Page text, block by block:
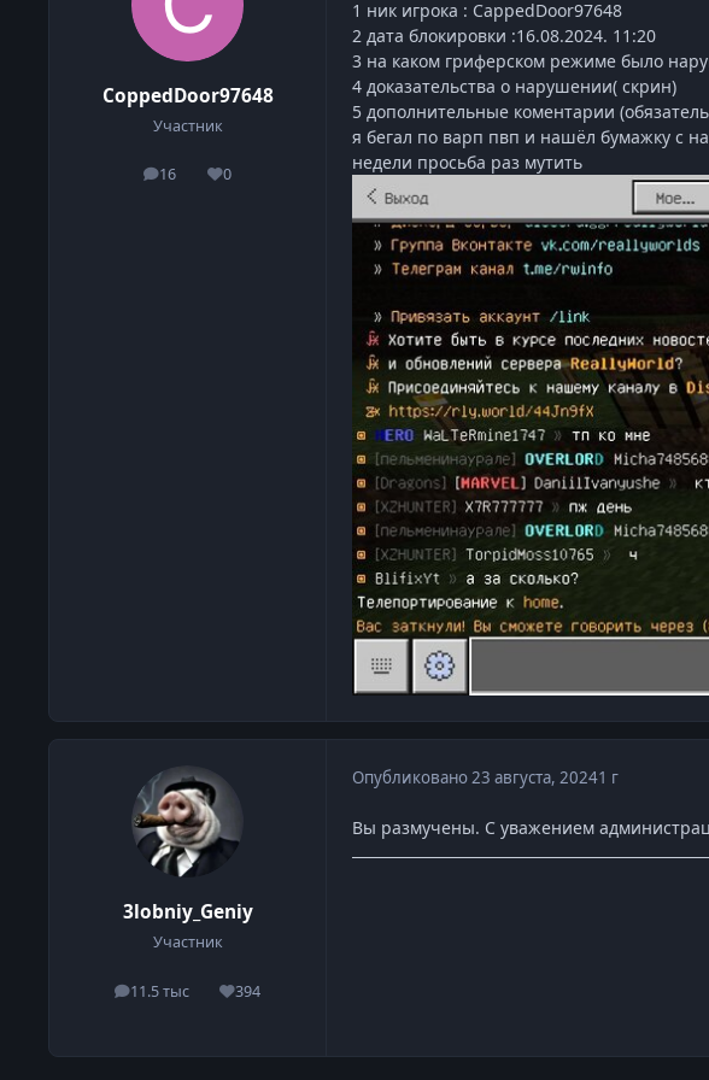
CoppedDoor97648
Участник
16
сообщения
0
Репутация
1 ник игрока : CappedDoor97648
2 дата блокировки :16.08.2024. 11:20
3 на каком гриферском режиме было
4 доказательства о нарушении( скрин)
5 дополнительные коментарии
я бегал по варп пвп и нашëл бумажку с
недели просьба раз мутить
3lobniy_Geniy
Участник
11.5 тыс
сообщения394
Репутация
Опубликовано23 августа, 20241 г
Вы размучены. С уважением